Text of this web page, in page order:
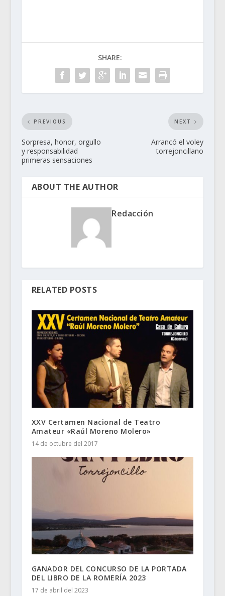
SHARE:
PREVIOUS
Sorpresa, honor, orgullo
y responsabilidad
primeras sensaciones
NEXT
Arrancó el voley
torrejoncillano
ABOUT THE AUTHOR
Redacción
RELATED POSTS
XXV Certamen Nacional de Teatro
Amateur «Raúl Moreno Molero»
14 de octubre del 2017
GANADOR DEL CONCURSO DE LA PORTADA
DEL LIBRO DE LA ROMERÍA 2023
17 de abril del 2023